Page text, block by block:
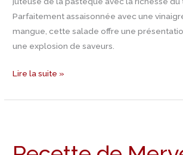
Parfaitement assaisonnée avec une
mangue, cette salade offre une
une explosion de saveurs.
Lire la suite »
Merveilles